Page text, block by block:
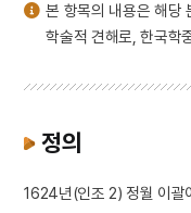
5 김자점
7
판소리계 소
10
김진옥전
본 항목의 내용은 해당
학술적 견해로, 한국학
정의
1624년(인조 2) 정월 이괄